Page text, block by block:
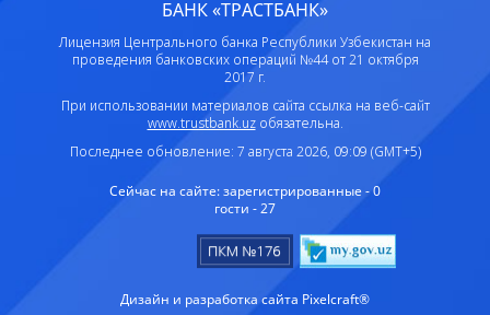
БАНК «ТРАСТБАНК»
Лицензия Центрального банка Республики Узбекистан на
проведения банковских операций №44 от 21 октября
2017 г.
При использовании материалов сайта ссылка на веб-сайт
www.trustbank.uzобязательна.
Последнее обновление: 7 августа 2026, 09:09 (GMT+5)
Сейчас на сайте:зарегистрированные - 0
гости - 27
Дизайн и разработка сайта Pixelcraft®